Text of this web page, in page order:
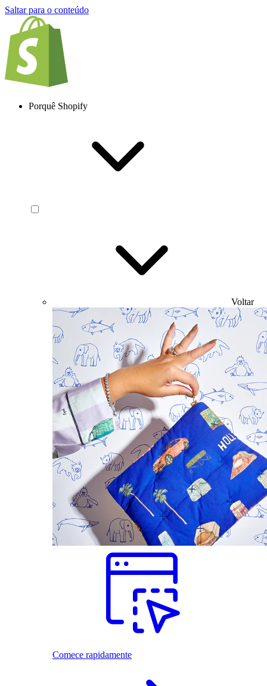
Saltar para o conteúdo
Porquê Shopify
Voltar
Comece rapidamente